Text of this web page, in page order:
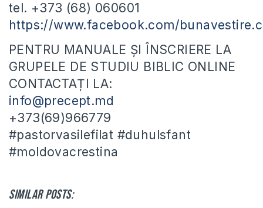
tel. +373 (68) 060601
https://www.facebook.com/
PENTRU MANUALE ȘI ÎNSCRIERE LA
GRUPELE DE STUDIU BIBLIC ONLINE
CONTACTAȚI LA:
info@precept.md
+373(69)966779
#pastorvasilefilat #duhulsfant
#moldovacrestina
Similar posts: